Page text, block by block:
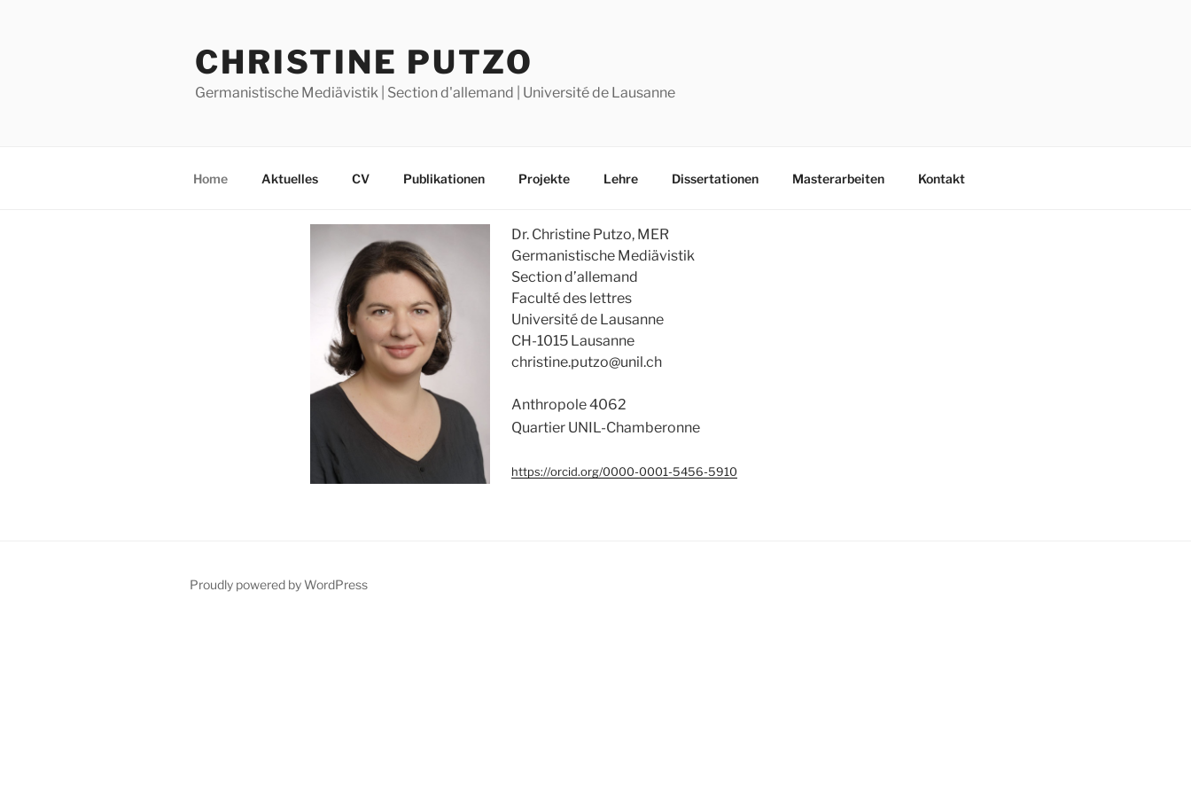
CHRISTINE PUTZO
Germanistische Mediävistik | Section d'allemand | Université de Lausanne
Home Aktuelles CV Publikationen Projekte Lehre Dissertationen Masterarbeiten Kontakt
Dr. Christine Putzo, MER
Germanistische Mediävistik
Section d’allemand
Faculté des lettres
Université de Lausanne
CH-1015 Lausanne
christine.putzo@unil.ch
Anthropole 4062
Quartier UNIL-Chamberonne
https://orcid.org/0000-0001-5456-5910
Proudly powered by WordPress